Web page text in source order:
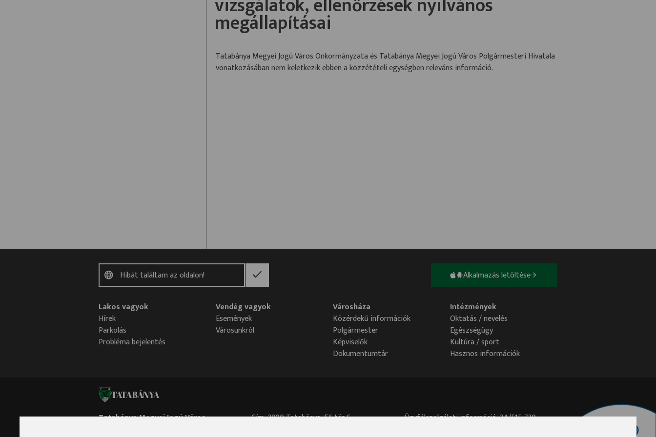
megállapításai
Tatabánya Megyei Jogú Város Önkormányzata és Tatabánya Megyei Jogú Város Polgármesteri Hivatala
vonatkozásában nem keletkezik ebben a közzétételi egységben releváns információ.
Alkalmazás letöltése
Lakos vagyok
Hírek
Parkolás
Probléma bejelentés
Vendég vagyok
Események
Városunkról
Városháza
Közérdekű információk
Polgármester
Képviselők
Dokumentumtár
Intézmények
Oktatás / nevelés
Egészségügy
Kultúra / sport
Hasznos információk
TATABÁNYA
Tatabánya Megyei Jogú Város
Cím: 2800 Tatabánya, Fő tér 6.
Ügyfélszolgálati információ: 34/515-730